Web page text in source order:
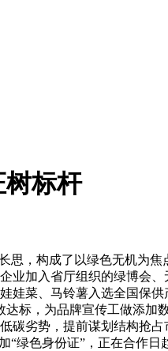
标杆
，构成了以绿色无机为焦
业加入省厅组织的绿博会
娃菜、马铃薯入选全国保
标，为品牌宣传工做添
碳劣势，提前谋划结构抢
“绿色身份证”，正在合作